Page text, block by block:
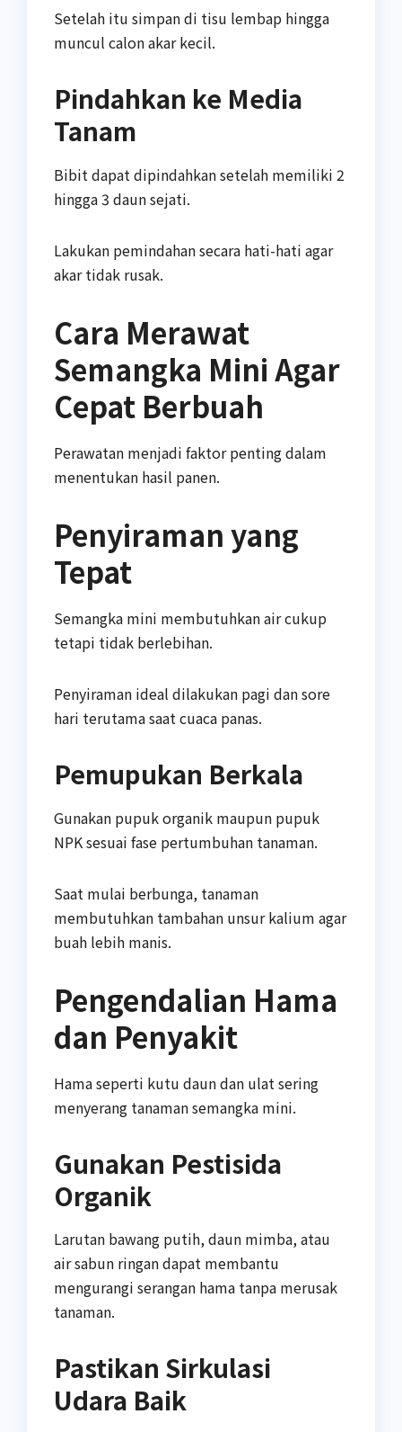
Setelah itu simpan di tisu lembap hingga
muncul calon akar kecil.
Pindahkan ke Media
Tanam
Bibit dapat dipindahkan setelah memiliki 2
hingga 3 daun sejati.
Lakukan pemindahan secara hati-hati agar
akar tidak rusak.
Cara Merawat
Semangka Mini Agar
Cepat Berbuah
Perawatan menjadi faktor penting dalam
menentukan hasil panen.
Penyiraman yang
Tepat
Semangka mini membutuhkan air cukup
tetapi tidak berlebihan.
Penyiraman ideal dilakukan pagi dan sore
hari terutama saat cuaca panas.
Pemupukan Berkala
Gunakan pupuk organik maupun pupuk
NPK sesuai fase pertumbuhan tanaman.
Saat mulai berbunga, tanaman
membutuhkan tambahan unsur kalium agar
buah lebih manis.
Pengendalian Hama
dan Penyakit
Hama seperti kutu daun dan ulat sering
menyerang tanaman semangka mini.
Gunakan Pestisida
Organik
Larutan bawang putih, daun mimba, atau
air sabun ringan dapat membantu
mengurangi serangan hama tanpa merusak
tanaman.
Pastikan Sirkulasi
Udara Baik